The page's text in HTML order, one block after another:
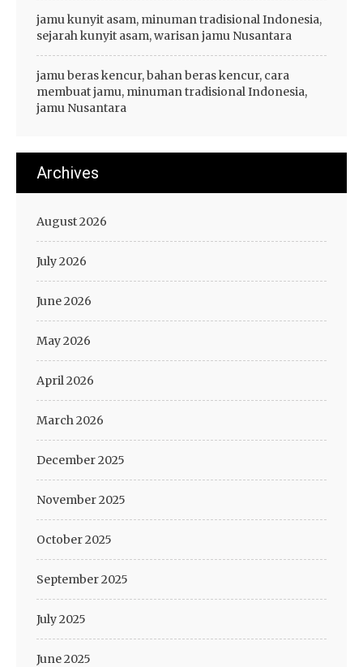
jamu kunyit asam, minuman tradisional Indonesia,
sejarah kunyit asam, warisan jamu Nusantara
jamu beras kencur, bahan beras kencur, cara
membuat jamu, minuman tradisional Indonesia,
jamu Nusantara
Archives
August 2026
July 2026
June 2026
May 2026
April 2026
March 2026
December 2025
November 2025
October 2025
September 2025
July 2025
June 2025